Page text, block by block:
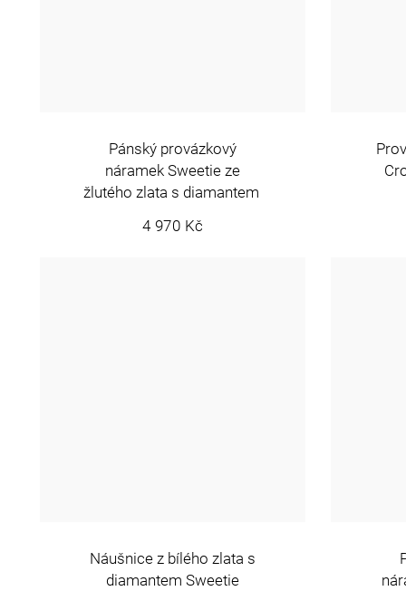
Pánský provázkový
náramek Sweetie ze
žlutého zlata s diamantem
4 970 Kč
Náušnice z bílého zlata s
diamantem Sweetie